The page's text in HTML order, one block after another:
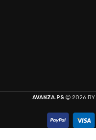
AVANZA.PS 2026 BY